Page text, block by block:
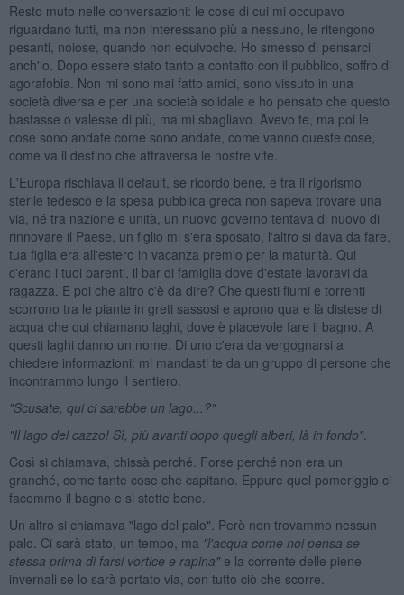
Resto muto nelle conversazioni: le cose di cui mi occupavo
riguardano tutti, ma non interessano più a nessuno, le ritengono
pesanti, noiose, quando non equivoche. Ho smesso di pensarci
anch'io. Dopo essere stato tanto a contatto con il pubblico, soffro di
agorafobia. Non mi sono mai fatto amici, sono vissuto in una
società diversa e per una società solidale e ho pensato che questo
bastasse o valesse di più, ma mi sbagliavo. Avevo te, ma poi le
cose sono andate come sono andate, come vanno queste cose,
come va il destino che attraversa le nostre vite.
L'Europa rischiava il default, se ricordo bene, e tra il rigorismo
sterile tedesco e la spesa pubblica greca non sapeva trovare una
via, né tra nazione e unità, un nuovo governo tentava di nuovo di
rinnovare il Paese, un figlio mi s'era sposato, l'altro si dava da fare,
tua figlia era all'estero in vacanza premio per la maturità. Qui
c'erano i tuoi parenti, il bar di famiglia dove d'estate lavoravi da
ragazza. E poi che altro c'è da dire? Che questi fiumi e torrenti
scorrono tra le piante in greti sassosi e aprono qua e là distese di
acqua che qui chiamano laghi, dove è piacevole fare il bagno. A
questi laghi danno un nome. Di uno c'era da vergognarsi a
chiedere informazioni: mi mandasti te da un gruppo di persone che
incontrammo lungo il sentiero.
"Scusate, qui ci sarebbe un lago...?"
"Il lago del cazzo! Sì, più avanti dopo quegli alberi, là in fondo".
Così si chiamava, chissà perché. Forse perché non era un
granché, come tante cose che capitano. Eppure quel pomeriggio ci
facemmo il bagno e si stette bene.
Un altro si chiamava "lago del palo". Però non trovammo nessun
palo. Ci sarà stato, un tempo, ma "l'acqua come noi pensa se
stessa prima di farsi vortice e rapina" e la corrente delle piene
invernali se lo sarà portato via, con tutto ciò che scorre.